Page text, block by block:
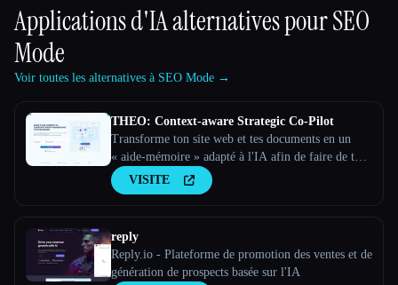
Applications d'IA alternatives pourSEO
Mode
Voir toutes les alternatives à SEO Mode →
THEO: Context-aware Strategic Co-Pilot
Transforme ton site web et tes documents en un
« aide-mémoire » adapté à l'IA afin de faire de ton
assistant d'IA un partenaire stratégique
VISITE
reply
Reply.io - Plateforme de promotion des ventes et de
génération de prospects basée sur l'IA